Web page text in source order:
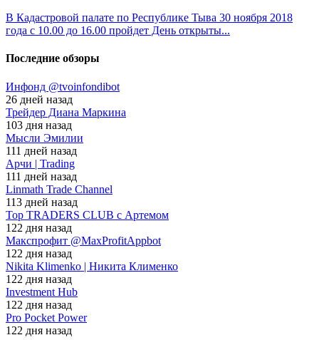
В Кадастровой палате по Республике Тыва 30 ноября 2018
года с 10.00 до 16.00 пройдет День открыты...
Последние обзоры
Инфонд @tvoinfondibot
26 дней назад
Трейдер Диана Маркина
103 дня назад
Мысли Эмилии
111 дней назад
Арчи | Trading
111 дней назад
Linmath Trade Channel
113 дней назад
Top TRADERS CLUB с Артемом
122 дня назад
Макспрофит @MaxProfitAppbot
122 дня назад
Nikita Klimenko | Никита Клименко
122 дня назад
Investment Hub
122 дня назад
Pro Pocket Power
122 дня назад